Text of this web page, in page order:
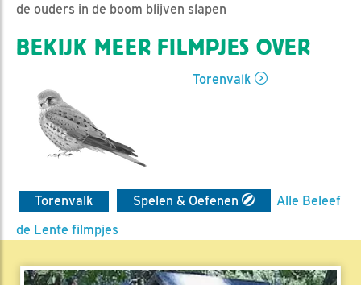
de ouders in de boom blijven slapen
BEKIJK MEER FILMPJES OVER
Torenvalk
Torenvalk Spelen & Oefenen
Alle Beleef
de Lente filmpjes